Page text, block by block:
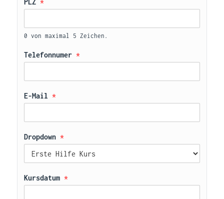
PLZ *
0 von maximal 5 Zeichen.
Telefonnumer *
E-Mail *
Dropdown *
Kursdatum *